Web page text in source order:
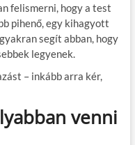
felismerni, hogy a test
pihenő, egy kihagyott
segít abban, hogy
legyenek.
– inkább arra kér,
venni